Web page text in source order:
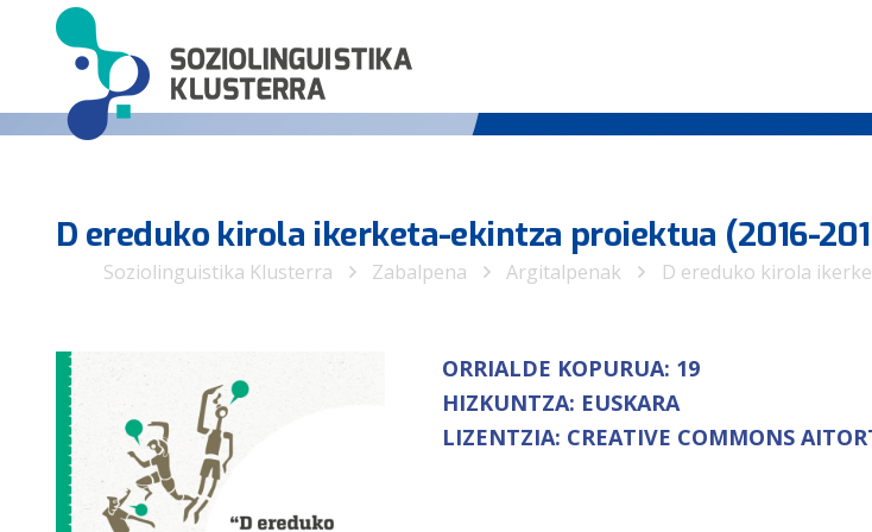
D ereduko kirola ikerketa-ekintza proiektua (2016-
Soziolinguistika Klusterra Zabalpena Argitalpenak D ereduko kirola
ORRIALDE KOPURUA: 19
HIZKUNTZA: EUSKARA
LIZENTZIA: CREATIVE COMMONS